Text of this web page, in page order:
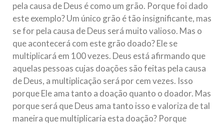
pela causa de Deus é como um grão. Porque foi dado
este exemplo? Um único grão é tão insignificante, mas
se for pela causa de Deus será muito valioso. Mas o
que acontecerá com este grão doado? Ele se
multiplicará em 100 vezes. Deus está afirmando que
aquelas pessoas cujas doações são feitas pela causa
de Deus, a multiplicação será por cem vezes. Isso
porque Ele ama tanto a doação quanto o doador. Mas
porque será que Deus ama tanto isso e valoriza de tal
maneira que multiplicaria esta doação? Porque